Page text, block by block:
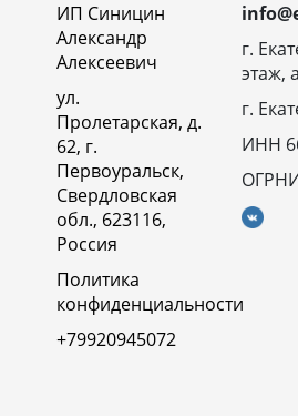
ИП Синицин
Александр
Алексеевич
ул.
Пролетарская, д.
62, г.
Первоуральск,
Свердловская
обл., 623116,
Россия
Политика
конфиденциальности
+79920945072
г.
этаж,
г.
ИНН